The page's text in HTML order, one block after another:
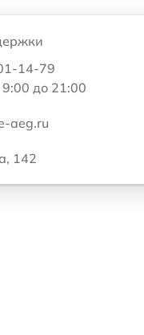
14-79
до 21:00
aeg.ru
142